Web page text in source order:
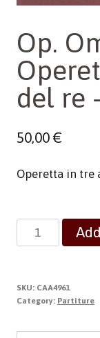
Op.
del re
50,00€
Operetta in tre
Omnia
-
Operette
SKU: CAA4961
Category: Partiture